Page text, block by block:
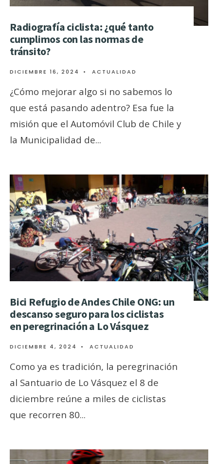
Radiografía ciclista: ¿qué tanto
cumplimos con las normas de
tránsito?
DICIEMBRE 16, 2024 • ACTUALIDAD
¿Cómo mejorar algo si no sabemos lo
que está pasando adentro? Esa fue la
misión que el Automóvil Club de Chile y
la Municipalidad de...
Bici Refugio de Andes Chile ONG: un
descanso seguro para los ciclistas
en peregrinación a Lo Vásquez
DICIEMBRE 4, 2024 • ACTUALIDAD
Como ya es tradición, la peregrinación
al Santuario de Lo Vásquez el 8 de
diciembre reúne a miles de ciclistas
que recorren 80...